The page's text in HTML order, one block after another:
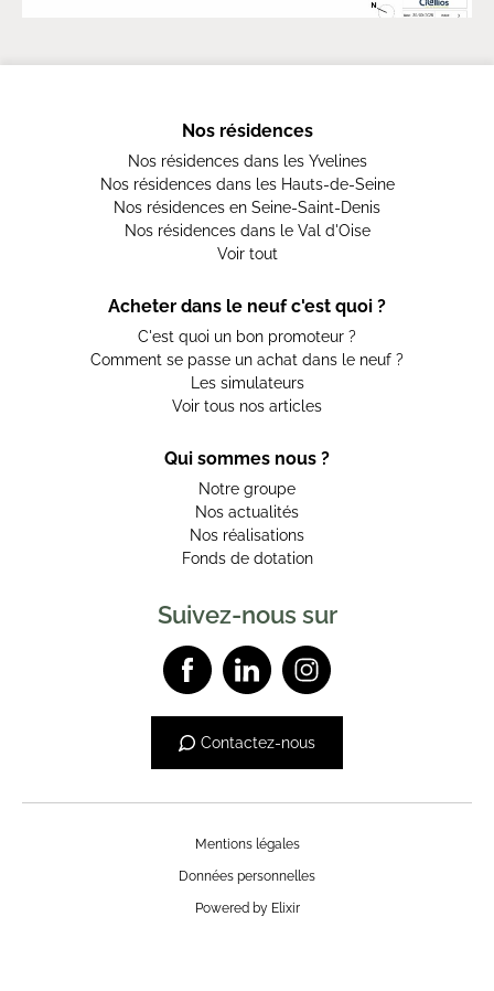
Nos résidences
Nos résidences dans les Yvelines
Nos résidences dans les Hauts-de-Seine
Nos résidences en Seine-Saint-Denis
Nos résidences dans le Val d'Oise
Voir tout
Acheter dans le neuf c'est quoi ?
C'est quoi un bon promoteur ?
Comment se passe un achat dans le neuf ?
Les simulateurs
Voir tous nos articles
Qui sommes nous ?
Notre groupe
Nos actualités
Nos réalisations
Fonds de dotation
Suivez-nous sur
Contactez-nous
Mentions légales
Données personnelles
Powered by Elixir